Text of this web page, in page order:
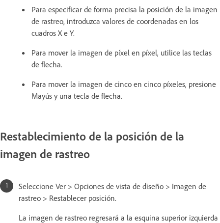
Para especificar de forma precisa la posición de la imagen
de rastreo, introduzca valores de coordenadas en los
cuadros X e Y.
Para mover la imagen de píxel en píxel, utilice las teclas
de flecha.
Para mover la imagen de cinco en cinco píxeles, presione
Mayús y una tecla de flecha.
Restablecimiento de la posición de la
imagen de rastreo
Seleccione Ver > Opciones de vista de diseño > Imagen de
rastreo > Restablecer posición.
La imagen de rastreo regresará a la esquina superior izquierda